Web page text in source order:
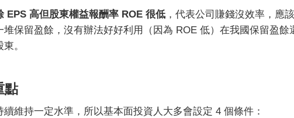
EPS 高但股東權益報酬率 ROE 很低 ，代表公司賺錢沒效率，應
堆保留盈餘，沒有辦法好好利用（因為 ROE 低）在我國保留盈
。
點
續維持一定水準，所以基本面投資人大多會設定 4 個條件：